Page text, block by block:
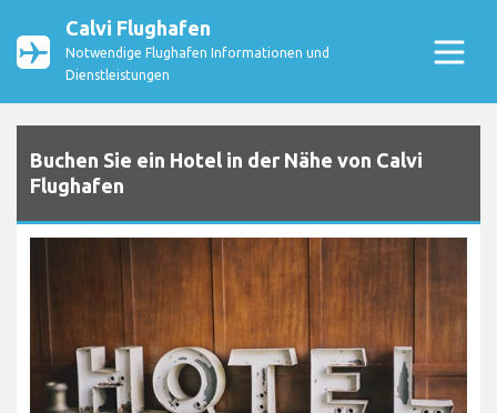
Calvi Flughafen
Notwendige Flughafen Informationen und
Dienstleistungen
Buchen Sie ein Hotel in der Nähe von Calvi
Flughafen